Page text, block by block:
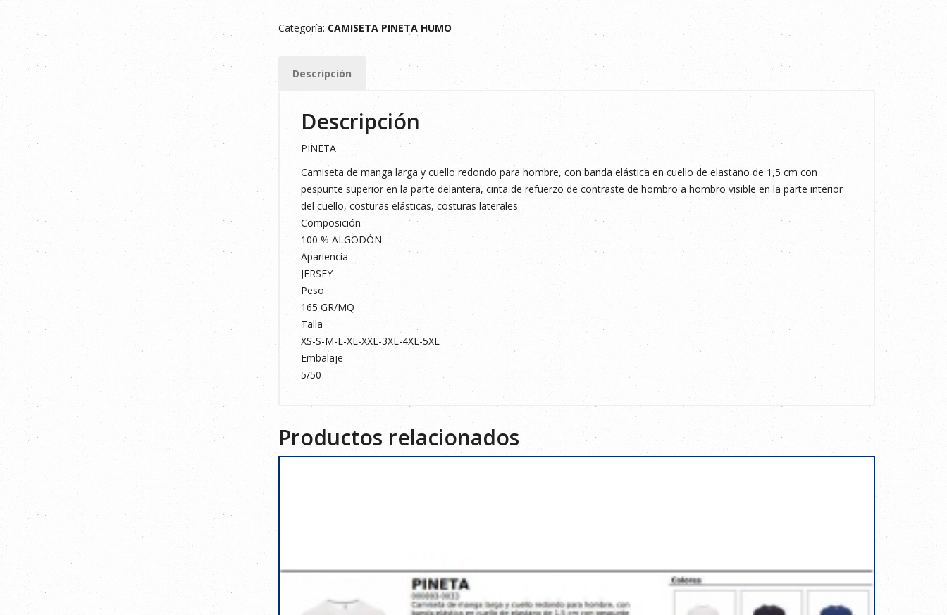
HUMO
Categoría:CAMISETA PINETA HUMO
Descripción
Descripción
PINETA
Camiseta de manga larga y cuello redondo para hombre, con banda elástica en cuello de elastano de 1,5 cm con
pespunte superior en la parte delantera, cinta de refuerzo de contraste de hombro a hombro visible en la parte interior
del cuello, costuras elásticas, costuras laterales
Composición
100 % ALGODÓN
Apariencia
JERSEY
Peso
165 GR/MQ
Talla
XS-S-M-L-XL-XXL-3XL-4XL-5XL
Embalaje
5/50
Productos relacionados